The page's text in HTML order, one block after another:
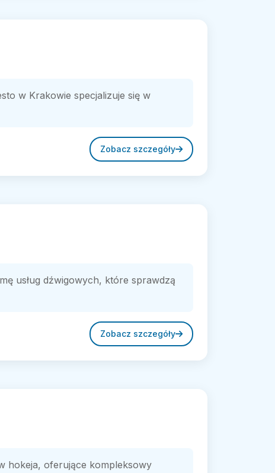
w Krakowie specjalizuje się w
Zobacz szczegóły
usług dźwigowych, które sprawdzą
Zobacz szczegóły
hokeja, oferujące kompleksowy